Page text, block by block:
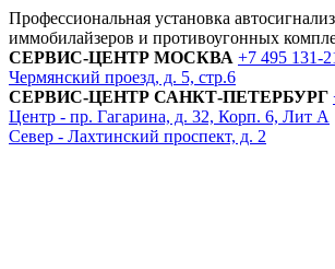
Профессиональная установка
иммобилайзеров и противоугонных
СЕРВИС-ЦЕНТР МОСКВА +7 495 131-
Чермянский проезд, д. 5, стр.6
СЕРВИС-ЦЕНТР САНКТ-ПЕТЕРБУРГ
Центр - пр. Гагарина, д. 32, Корп. 6, Лит А
Север - Лахтинский проспект, д. 2